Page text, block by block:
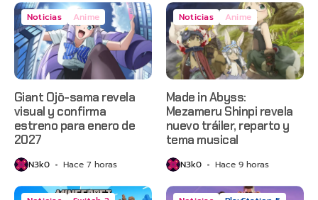
Noticias Anime
Giant Ojō-sama revela
visual y confirma
estreno para enero de
2027
N3k0 Hace 7 horas
Noticias Anime
Made in Abyss:
Mezameru Shinpi revela
nuevo tráiler, reparto y
tema musical
N3k0 Hace 9 horas